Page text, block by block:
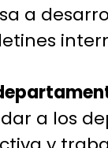
a
a los